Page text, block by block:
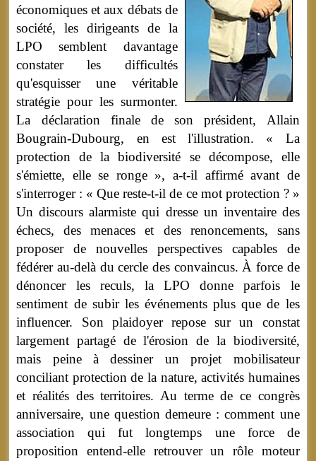
économiques et aux débats de
société, les dirigeants de la
LPO semblent davantage
constater les difficultés
qu'esquisser une véritable
stratégie pour les surmonter.
La déclaration finale de son président, Allain
Bougrain-Dubourg, en est l'illustration. « La
protection de la biodiversité se décompose, elle
s'émiette, elle se ronge », a-t-il affirmé avant de
s'interroger : « Que reste-t-il de ce mot protection ? »
Un discours alarmiste qui dresse un inventaire des
échecs, des menaces et des renoncements, sans
proposer de nouvelles perspectives capables de
fédérer au-delà du cercle des convaincus. À force de
dénoncer les reculs, la LPO donne parfois le
sentiment de subir les événements plus que de les
influencer. Son plaidoyer repose sur un constat
largement partagé de l'érosion de la biodiversité,
mais peine à dessiner un projet mobilisateur
conciliant protection de la nature, activités humaines
et réalités des territoires. Au terme de ce congrès
anniversaire, une question demeure : comment une
association qui fut longtemps une force de
proposition entend-elle retrouver un rôle moteur